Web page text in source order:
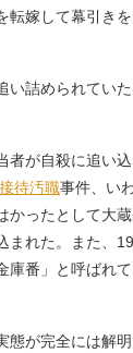
嫁して幕引き
詰められてい
が自殺に追い
接待汚職事件、い
かったとして大
まれた。また、
庫番」と呼ばれ
が完全には解